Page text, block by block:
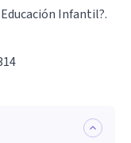
Infantil?.